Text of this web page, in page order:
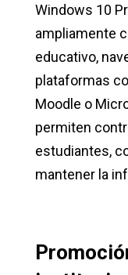
Windows 10
ampliamente
educativo,
plataformas
Moodle o
permiten
estudiantes,
mantener la